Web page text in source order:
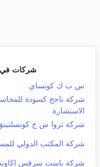
شركات في
س ب ك كونساي
شركة ناجح كسودة
الاستشارة
شركة تروا س ج
شركة المكتب الدولي
شركة باست سرفس